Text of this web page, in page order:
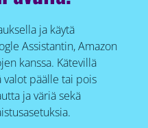
ja käytä
Assistantin, Amazon
kanssa. Kätevillä
päälle tai pois
ja väriä sekä